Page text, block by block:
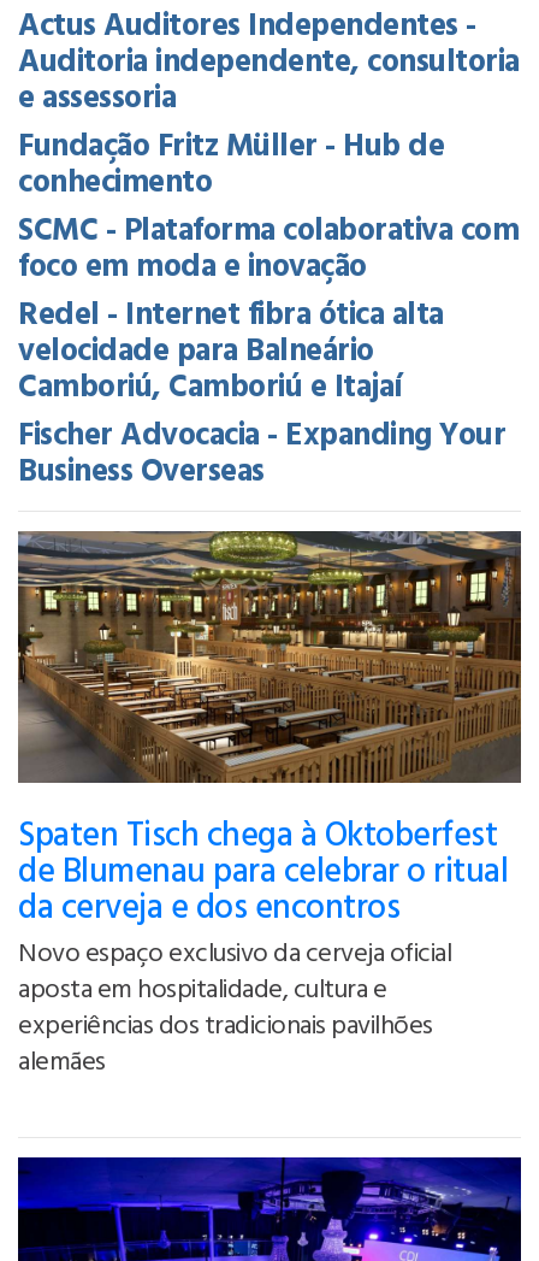
Actus Auditores Independentes -
Auditoria independente, consultoria
e assessoria
Fundação Fritz Müller - Hub de
conhecimento
SCMC - Plataforma colaborativa com
foco em moda e inovação
Redel - Internet fibra ótica alta
velocidade para Balneário
Camboriú, Camboriú e Itajaí
Fischer Advocacia - Expanding Your
Business Overseas
Spaten Tisch chega à Oktoberfest
de Blumenau para celebrar o ritual
da cerveja e dos encontros
Novo espaço exclusivo da cerveja oficial
aposta em hospitalidade, cultura e
experiências dos tradicionais pavilhões
alemães